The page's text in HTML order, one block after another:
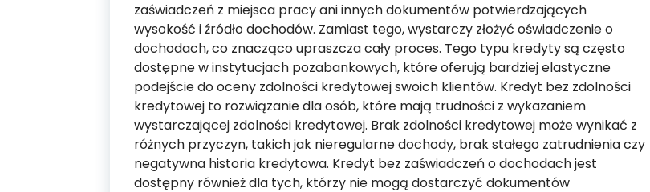
zaświadczeń z miejsca pracy ani innych dokumentów potwierdzających
wysokość i źródło dochodów. Zamiast tego, wystarczy złożyć oświadczenie o
dochodach, co znacząco upraszcza cały proces. Tego typu kredyty są często
dostępne w instytucjach pozabankowych, które oferują bardziej elastyczne
podejście do oceny zdolności kredytowej swoich klientów. Kredyt bez zdolności
kredytowej to rozwiązanie dla osób, które mają trudności z wykazaniem
wystarczającej zdolności kredytowej. Brak zdolności kredytowej może wynikać z
różnych przyczyn, takich jak nieregularne dochody, brak stałego zatrudnienia czy
negatywna historia kredytowa. Kredyt bez zaświadczeń o dochodach jest
dostępny również dla tych, którzy nie mogą dostarczyć dokumentów